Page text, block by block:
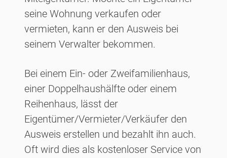
seine Wohnung verkaufen oder
vermieten, kann er den Ausweis bei
seinem Verwalter bekommen.
Bei einem Ein- oder Zweifamilienhaus,
einer Doppelhaushälfte oder einem
Reihenhaus, lässt der
Eigentümer/Vermieter/Verkäufer den
Ausweis erstellen und bezahlt ihn auch.
Oft wird dies als kostenloser Service von